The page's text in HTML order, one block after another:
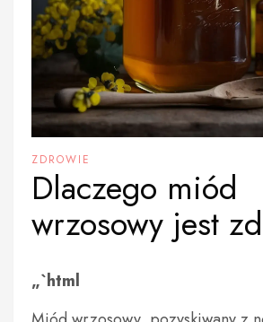
ZDROWIE
Dlaczego miód
wrzosowy jest
„`html